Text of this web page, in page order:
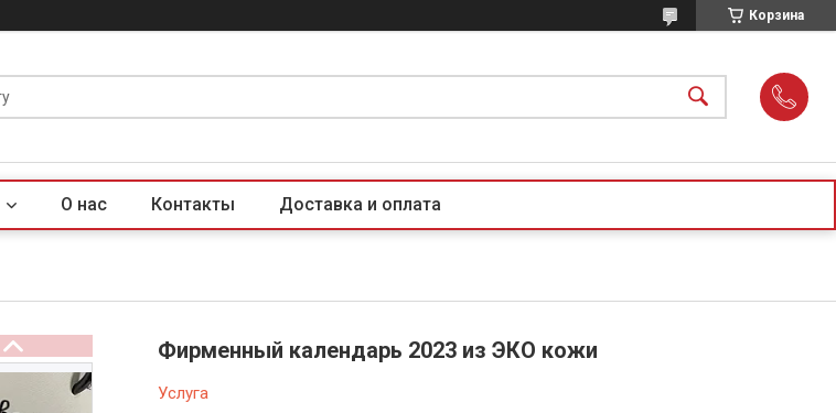
Корзина
О нас Контакты Доставка и оплата
Фирменный календарь 2023 из ЭКО кожи
Услуга